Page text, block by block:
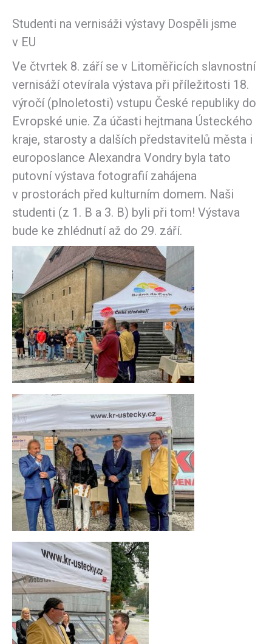
Studenti na vernisáži výstavy Dospěli jsme
v EU
Ve čtvrtek 8. září se v Litoměřicích slavnostní
vernisáží otevírala výstava při příležitosti 18.
výročí (plnoletosti) vstupu České republiky do
Evropské unie. Za účasti hejtmana Ústeckého
kraje, starosty a dalších představitelů města i
europoslance Alexandra Vondry byla tato
putovní výstava fotografií zahájena
v prostorách před kulturním domem. Naši
studenti (z 1. B a 3. B) byli při tom! Výstava
bude ke zhlédnutí až do 29. září.